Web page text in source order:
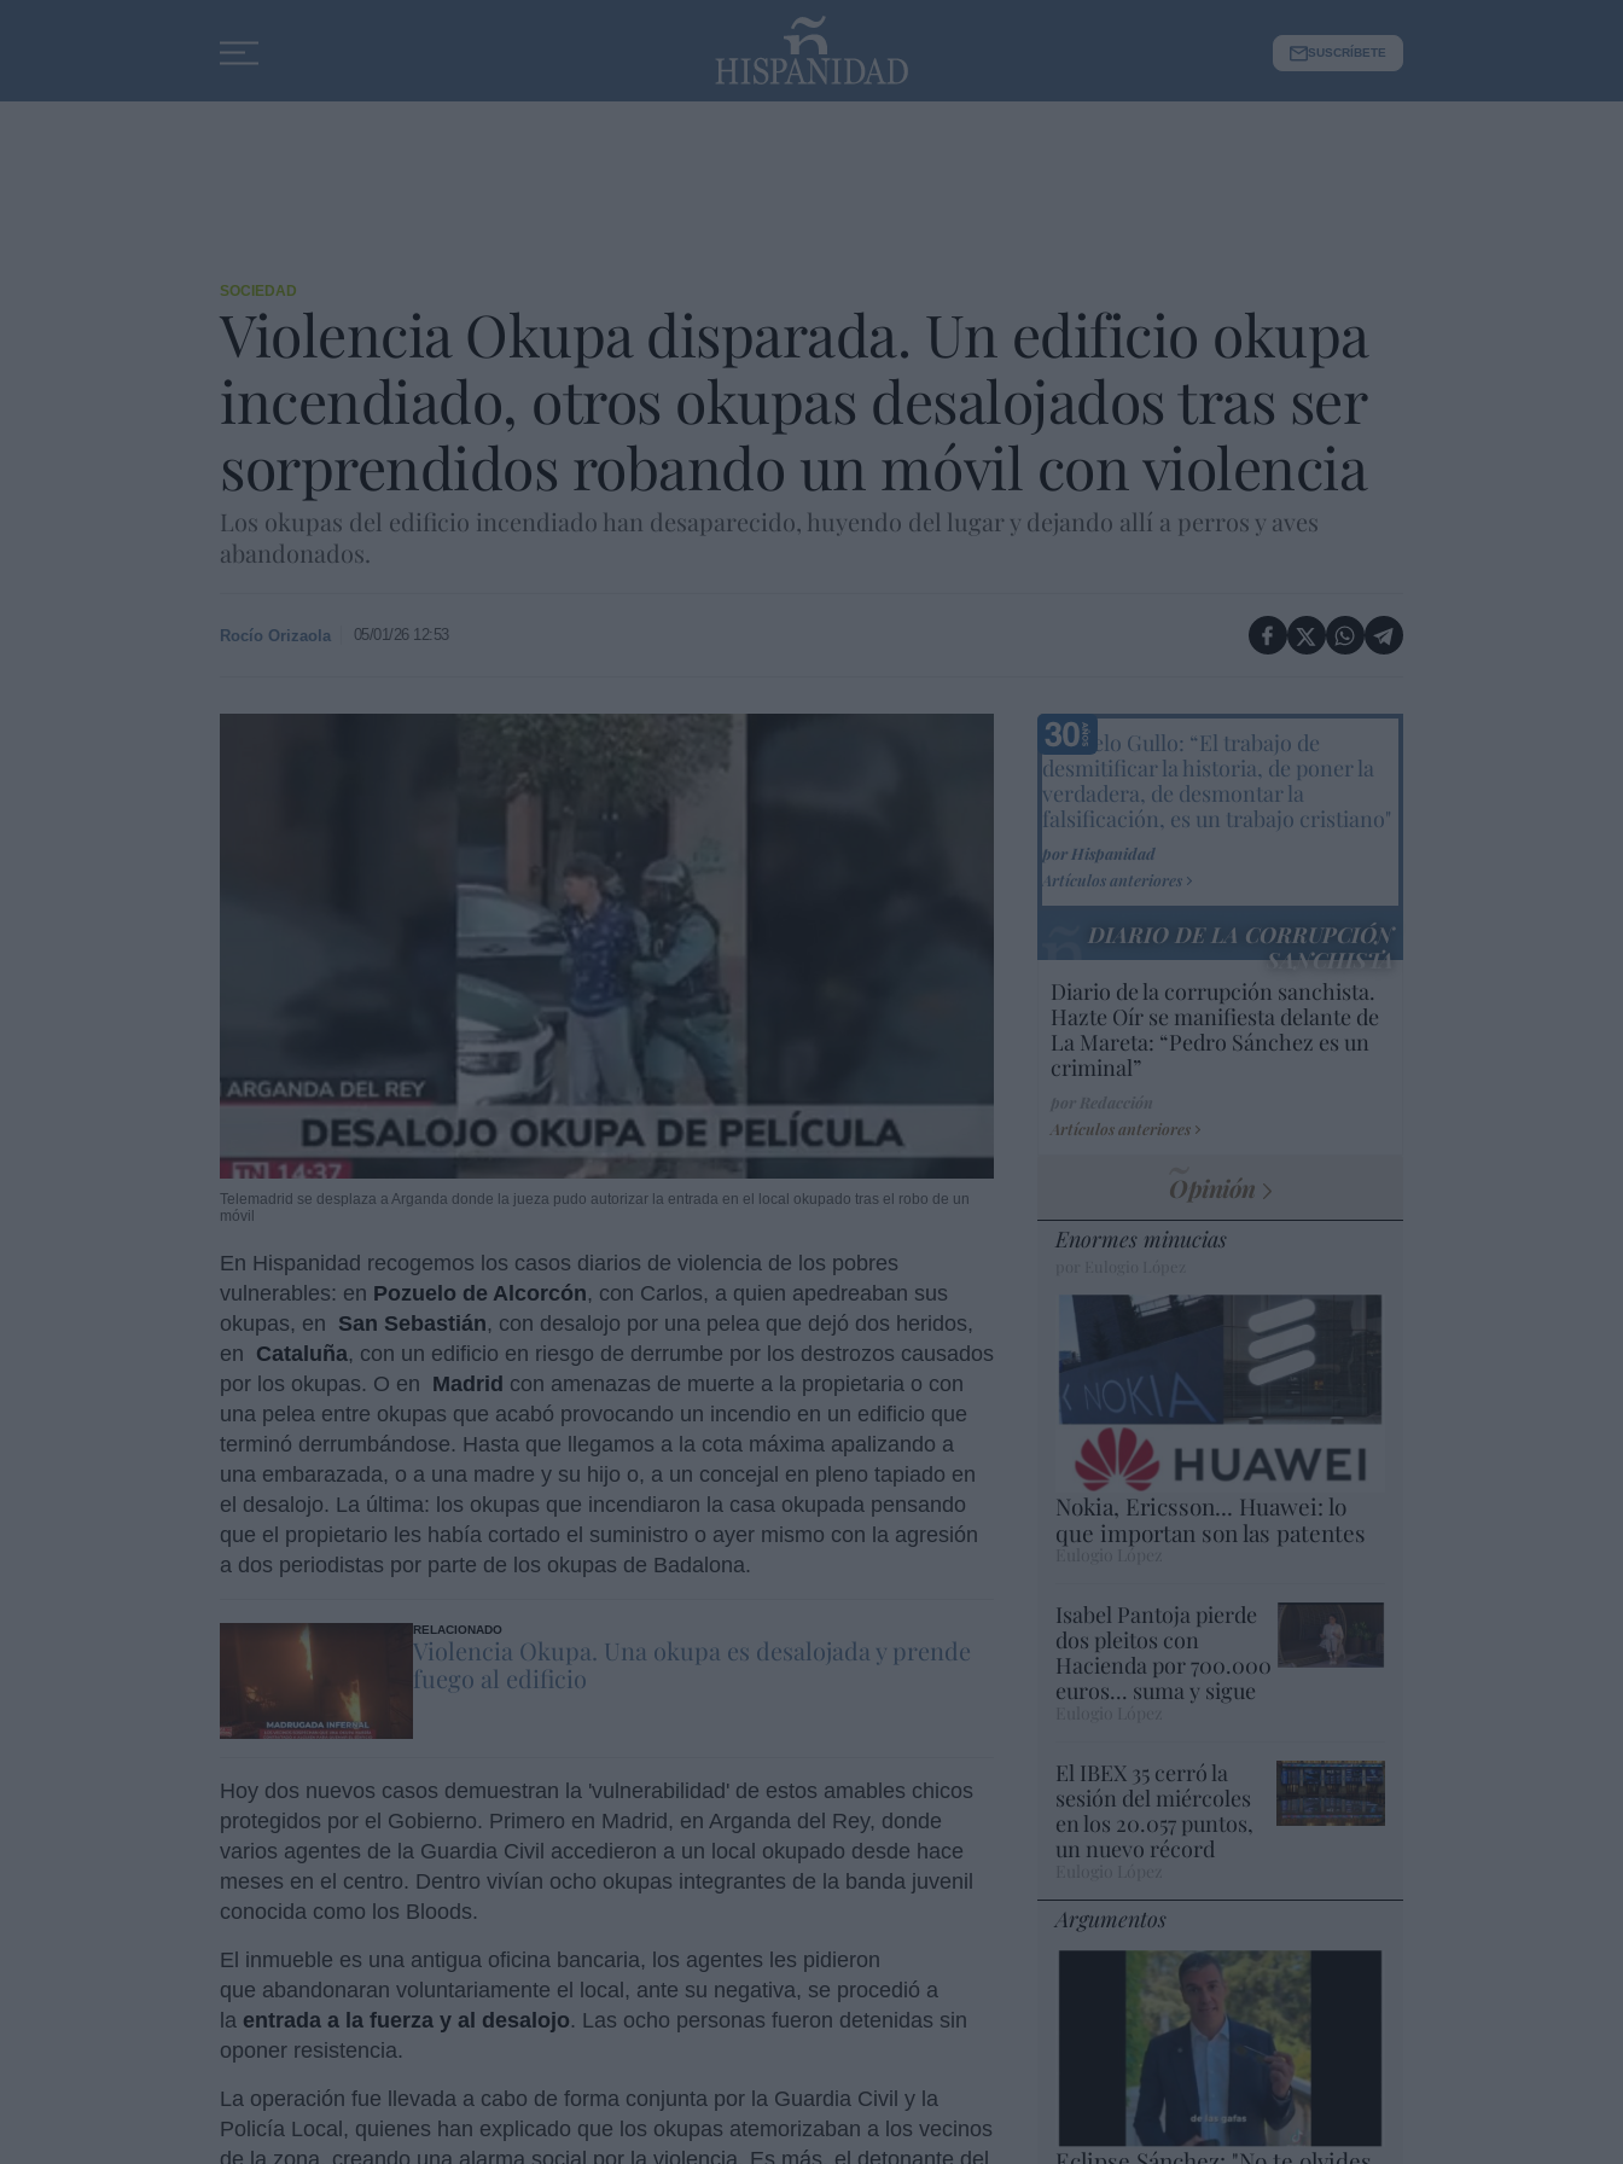
SUSCRÍBETE
SOCIEDAD
Violencia Okupa disparada. Un edificio okupa
incendiado, otros okupas desalojados tras ser
sorprendidos robando un móvil con violencia
Los okupas del edificio incendiado han desaparecido, huyendo del lugar y dejando allí a perros y aves
abandonados.
Rocío Orizaola 05/01/26 12:53
Telemadrid se desplaza a Arganda donde la jueza pudo autorizar la entrada en el local okupado tras el robo de un
móvil
En Hispanidad recogemos los casos diarios de violencia de los pobres
vulnerables: en Pozuelo de Alcorcón, con Carlos, a quien apedreaban sus
okupas, en San Sebastián, con desalojo por una pelea que dejó dos heridos,
en Cataluña, con un edificio en riesgo de derrumbe por los destrozos causados
por los okupas. O en Madrid con amenazas de muerte a la propietaria o con
una pelea entre okupas que acabó provocando un incendio en un edificio que
terminó derrumbándose. Hasta que llegamos a la cota máxima apalizando a
una embarazada, o a una madre y su hijo o, a un concejal en pleno tapiado en
el desalojo. La última: los okupas que incendiaron la casa okupada pensando
que el propietario les había cortado el suministro o ayer mismo con la agresión
a dos periodistas por parte de los okupas de Badalona.
RELACIONADO
Violencia Okupa. Una okupa es desalojada y prende
fuego al edificio
Hoy dos nuevos casos demuestran la 'vulnerabilidad' de estos amables chicos
protegidos por el Gobierno. Primero en Madrid, en Arganda del Rey, donde
varios agentes de la Guardia Civil accedieron a un local okupado desde hace
meses en el centro. Dentro vivían ocho okupas integrantes de la banda juvenil
conocida como los Bloods.
El inmueble es una antigua oficina bancaria, los agentes les pidieron
que abandonaran voluntariamente el local, ante su negativa, se procedió a
la entrada a la fuerza y al desalojo. Las ocho personas fueron detenidas sin
oponer resistencia.
La operación fue llevada a cabo de forma conjunta por la Guardia Civil y la
Policía Local, quienes han explicado que los okupas atemorizaban a los vecinos
de la zona, creando una alarma social por la violencia. Es más, el detonante del
Marcelo Gullo: “El trabajo de
desmitificar la historia, de poner la
verdadera, de desmontar la
falsificación, es un trabajo cristiano"
por Hispanidad
Artículos anteriores
DIARIO DE LA CORRUPCIÓN
SANCHISTA
Diario de la corrupción sanchista.
Hazte Oír se manifiesta delante de
La Mareta: “Pedro Sánchez es un
criminal”
Artículos anteriores
Opinión
Enormes minucias
Nokia, Ericsson... Huawei: lo
que importan son las patentes
Eulogio López
Isabel Pantoja pierde
dos pleitos con
Hacienda por 700.000
euros... suma y sigue
El IBEX 35 cerró la
sesión del miércoles
en los 20.057 puntos,
un nuevo récord
Argumentos